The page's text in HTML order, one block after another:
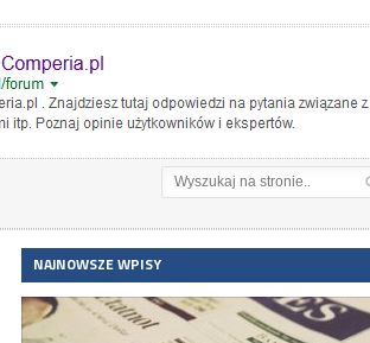
NAJNOWSZE WPISY